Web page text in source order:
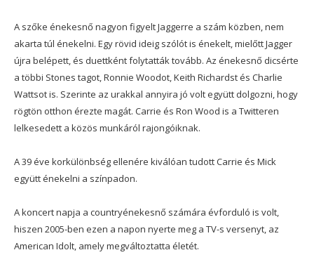
A szőke énekesnő nagyon figyelt Jaggerre a szám közben, nem
akarta túl énekelni. Egy rövid ideig szólót is énekelt, mielőtt Jagger
újra belépett, és duettként folytatták tovább. Az énekesnő dicsérte
a többi Stones tagot, Ronnie Woodot, Keith Richardst és Charlie
Wattsot is. Szerinte az urakkal annyira jó volt együtt dolgozni, hogy
rögtön otthon érezte magát. Carrie és Ron Wood is a Twitteren
lelkesedett a közös munkáról rajongóiknak.
A 39 éve korkülönbség ellenére kiválóan tudott Carrie és Mick
együtt énekelni a színpadon.
A koncert napja a countryénekesnő számára évforduló is volt,
hiszen 2005-ben ezen a napon nyerte meg a TV-s versenyt, az
American Idolt, amely megváltoztatta életét.